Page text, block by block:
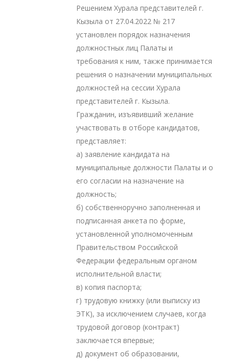
Решением Хурала представителей г.
Кызыла от 27.04.2022 № 217
установлен порядок назначения
должностных лиц Палаты и
требования к ним, также принимается
решения о назначении муниципальных
должностей на сессии Хурала
представителей г. Кызыла.
Гражданин, изъявивший желание
участвовать в отборе кандидатов,
представляет:
а) заявление кандидата на
муниципальные должности Палаты и о
его согласии на назначение на
должность;
б) собственноручно заполненная и
подписанная анкета по форме,
установленной уполномоченным
Правительством Российской
Федерации федеральным органом
исполнительной власти;
в) копия паспорта;
г) трудовую книжку (или выписку из
ЭТК), за исключением случаев, когда
трудовой договор (контракт)
заключается впервые;
д) документ об образовании,